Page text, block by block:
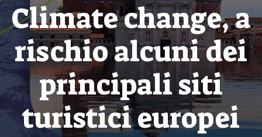
Climate change, a
rischio alcuni dei
principali siti
turistici europei